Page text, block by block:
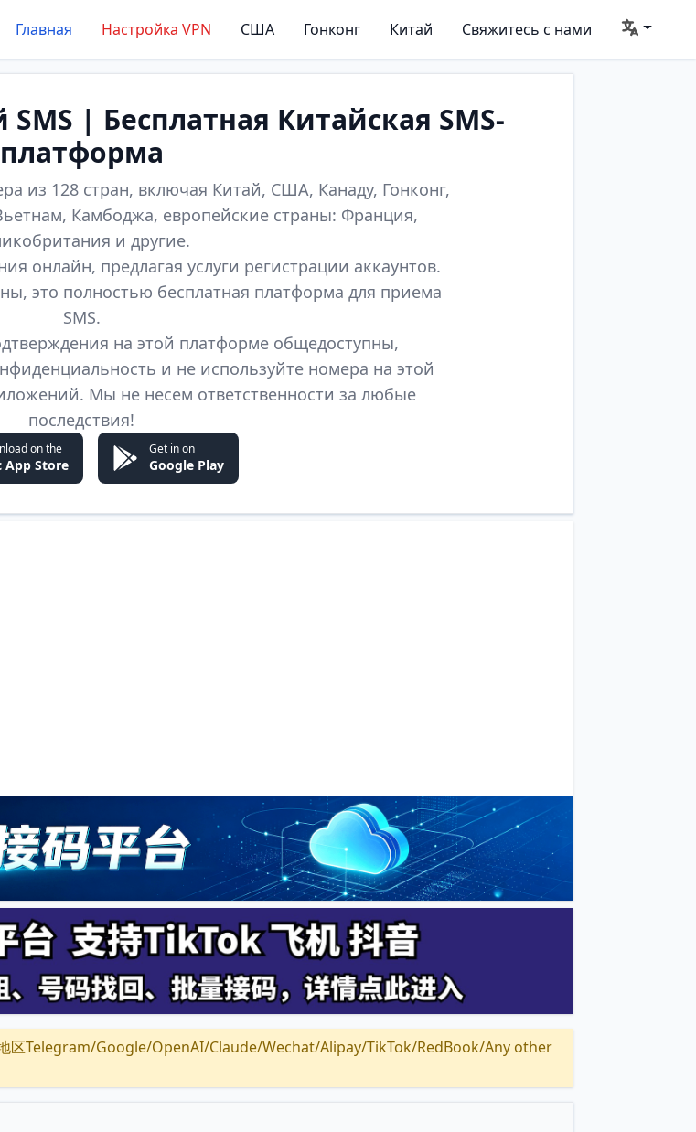
Главная Настройка VPN США Гонконг Китай Свяжитесь с нами
| Бесплатная Китайская SMS-
платформа
из 128 стран, включая Китай, США, Канаду, Гонконг,
Камбоджа, европейские страны: Франция,
и другие.
онлайн, предлагая услуги регистрации аккаунтов.
это полностью бесплатная платформа для приема
SMS.
на этой платформе общедоступны,
и не используйте номера на этой
Мы не несем ответственности за любые
последствия!
on the
App Store
Get in on
Google Play
区Telegram/Google/OpenAI/Claude/Wechat/Alipay/TikTok/RedBook/Any other